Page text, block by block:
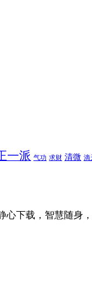
一派 气功 求财 清微 滴
下载，智慧随身